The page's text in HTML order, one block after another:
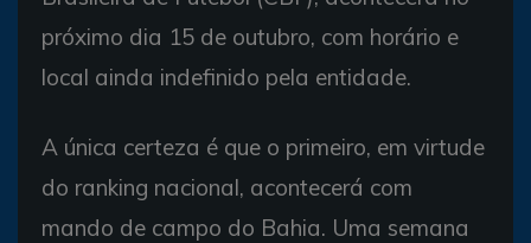
próximo dia 15 de outubro, com horário e
local ainda indefinido pela entidade.
A única certeza é que o primeiro, em virtude
do ranking nacional, acontecerá com
mando de campo do Bahia. Uma semana